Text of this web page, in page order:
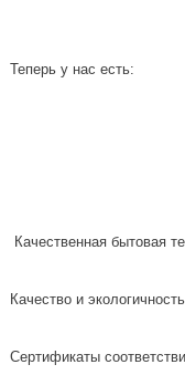
Теперь у нас есть:
Качественная бытовая
Качество и
Сертификаты